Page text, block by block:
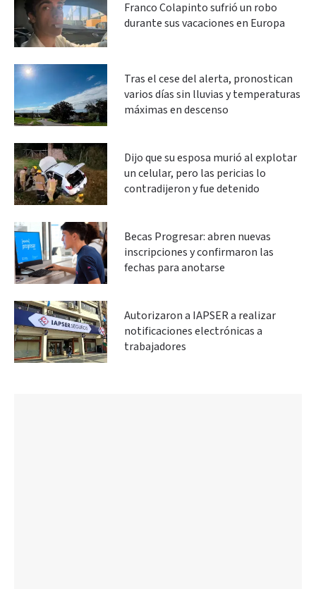
Franco Colapinto sufrió un robo
durante sus vacaciones en Europa
Tras el cese del alerta, pronostican
varios días sin lluvias y temperaturas
máximas en descenso
Dijo que su esposa murió al explotar
un celular, pero las pericias lo
contradijeron y fue detenido
Becas Progresar: abren nuevas
inscripciones y confirmaron las
fechas para anotarse
Autorizaron a IAPSER a realizar
notificaciones electrónicas a
trabajadores